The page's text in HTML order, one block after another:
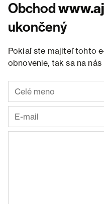
Obchod
ukončený
Pokiaľ ste majiteľ tohto
obnovenie, tak sa na